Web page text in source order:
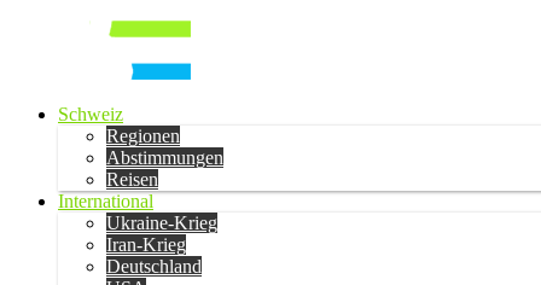
Schweiz
Regionen
Abstimmungen
Reisen
International
Ukraine-Krieg
Iran-Krieg
Deutschland